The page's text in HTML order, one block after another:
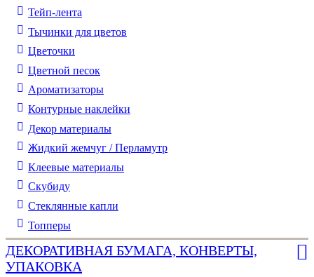
Тейп-лента
Тычинки для цветов
Цветочки
Цветной песок
Ароматизаторы
Контурные наклейки
Декор материалы
Жидкий жемчуг / Перламутр
Клеевые материалы
Скубиду
Стеклянные капли
Топперы
ДЕКОРАТИВНАЯ БУМАГА, КОНВЕРТЫ,
УПАКОВКА